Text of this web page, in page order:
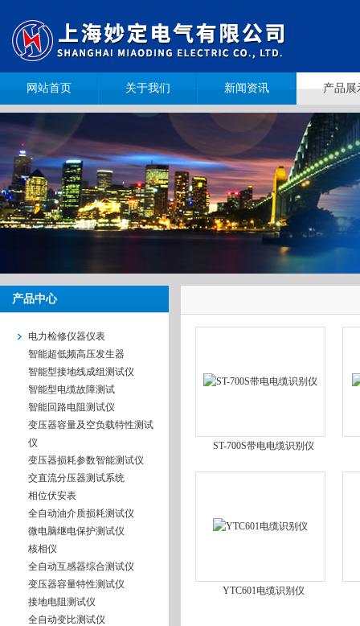
网站首页 关于我们 新闻资讯 产品展
产品中心
电力检修仪器仪表
智能超低频高压发生器
智能型接地线成组测试仪
智能型电缆故障测试
智能回路电阻测试仪
变压器容量及空负载特性测试
仪
变压器损耗参数智能测试仪
交直流分压器测试系统
相位伏安表
全自动油介质损耗测试仪
微电脑继电保护测试仪
核相仪
全自动互感器综合测试仪
变压器容量特性测试仪
接地电阻测试仪
全自动变比测试仪
ST-700S带电电缆识别仪
YTC601电缆识别仪